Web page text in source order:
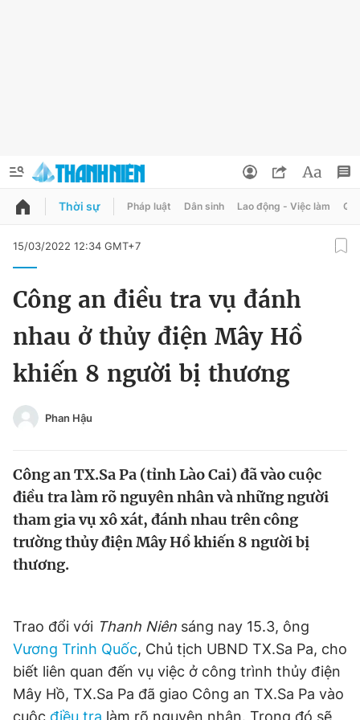
QUẢNG CÁO
Chuyên mục
Chuyên mục khác
Tin 24h
Video Magazine
Sản phẩm khác
Thông tin tòa soạn Liên hệ quảng cáo
Đổi mật khẩu
Tin đã lưu
Tin đã xem
Đăng xuất
Thời sự Pháp luật Dân sinh Lao động - Việc làm
15/03/2022 12:34 GMT+7
Công an điều tra vụ đánh
nhau ở thủy điện Mây Hồ
khiến 8 người bị thương
Phan Hậu
Công an TX.Sa Pa (tỉnh Lào Cai) đã vào cuộc
điều tra làm rõ nguyên nhân và những người
tham gia vụ xô xát, đánh nhau trên công
trường thủy điện Mây Hồ khiến 8 người bị
thương.
Trao đổi với Thanh Niên sáng nay 15.3, ông
Vương Trinh Quốc, Chủ tịch UBND TX.Sa Pa, cho
biết liên quan đến vụ việc ở công trình thủy điện
Mây Hồ, TX.Sa Pa đã giao Công an TX.Sa Pa vào
cuộc điều tra làm rõ nguyên nhân. Trong đó sẽ